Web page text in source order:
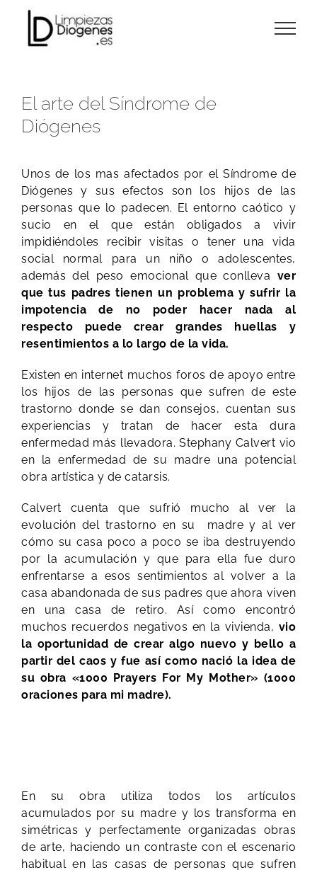
content
El arte del Síndrome de
Diógenes
Unos de los mas afectados por el Síndrome de
Diógenes y sus efectos son los hijos de las
personas que lo padecen. El entorno caótico y
sucio en el que están obligados a vivir
impidiéndoles recibir visitas o tener una vida
social normal para un niño o adolescentes,
además del peso emocional que conlleva ver
que tus padres tienen un problema y sufrir la
impotencia de no poder hacer nada al
respecto puede crear grandes huellas y
resentimientos a lo largo de la vida.
Existen en internet muchos foros de apoyo entre
los hijos de las personas que sufren de este
trastorno donde se dan consejos, cuentan sus
experiencias y tratan de hacer esta dura
enfermedad más llevadora. Stephany Calvert vio
en la enfermedad de su madre una potencial
obra artística y de catarsis.
Calvert cuenta que sufrió mucho al ver la
evolución del trastorno en su madre y al ver
cómo su casa poco a poco se iba destruyendo
por la acumulación y que para ella fue duro
enfrentarse a esos sentimientos al volver a la
casa abandonada de sus padres que ahora viven
en una casa de retiro. Así como encontró
muchos recuerdos negativos en la vivienda, vio
la oportunidad de crear algo nuevo y bello a
partir del caos y fue así como nació la idea de
su obra «1000 Prayers For My Mother» (1000
oraciones para mi madre).
En su obra utiliza todos los artículos
acumulados por su madre y los transforma en
simétricas y perfectamente organizadas obras
de arte, haciendo un contraste con el escenario
habitual en las casas de personas que sufren